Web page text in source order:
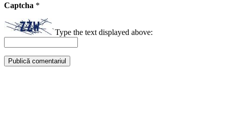
Captcha *
Type the text displayed above: